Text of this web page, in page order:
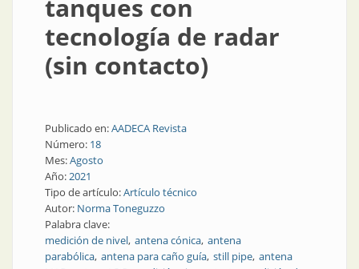
tanques con
tecnología de radar
(sin contacto)
Publicado en:AADECA Revista
Número: 18
Mes:Agosto
Año:2021
Tipo de artículo:Artículo técnico
Autor: Norma Toneguzzo
Palabra clave:
medición de nivel antena cónica antena
parabólica antena para caño guía still pipe antena